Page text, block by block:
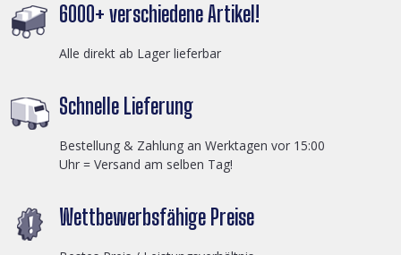
6000+ verschiedene Artikel!
Alle direkt ab Lager lieferbar
Schnelle Lieferung
Bestellung & Zahlung an Werktagen vor 15:00
Uhr = Versand am selben Tag!
Wettbewerbsfähige Preise